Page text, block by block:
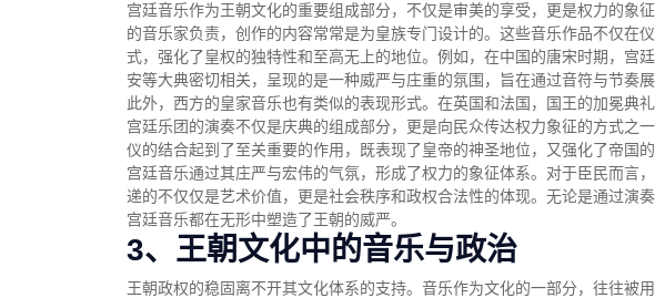
宫廷音乐作为王朝文化的重要组成部分，不仅是审美的享受，更是权力的象
的音乐家负责，创作的内容常常是为皇族专门设计的。这些音乐作品不仅在
式，强化了皇权的独特性和至高无上的地位。例如，在中国的唐宋时期，宫
安等大典密切相关，呈现的是一种威严与庄重的氛围，旨在通过音符与节奏展
此外，西方的皇家音乐也有类似的表现形式。在英国和法国，国王的加冕典
宫廷乐团的演奏不仅是庆典的组成部分，更是向民众传达权力象征的方式之
仪的结合起到了至关重要的作用，既表现了皇帝的神圣地位，又强化了帝国的
宫廷音乐通过其庄严与宏伟的气氛，形成了权力的象征体系。对于臣民而言
递的不仅仅是艺术价值，更是社会秩序和政权合法性的体现。无论是通过演
宫廷音乐都在无形中塑造了王朝的威严。
3、王朝文化中的音乐与政治
王朝政权的稳固离不开其文化体系的支持。音乐作为文化的一部分，往往被